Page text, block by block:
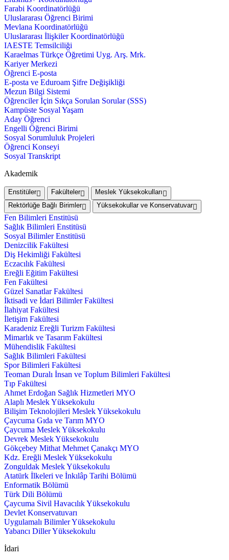
Farabi Koordinatörlüğü
Uluslararası Öğrenci Birimi
Mevlana Koordinatörlüğü
Uluslararası İlişkiler Koordinatörlüğü
IAESTE Temsilciliği
Karaelmas Türkçe Öğretimi Uyg. Arş. Mrk.
Kariyer Merkezi
Öğrenci E-posta
E-posta ve Eduroam Şifre Değişikliği
Mezun Bilgi Sistemi
Öğrenciler İçin Sıkça Sorulan Sorular (SSS)
Kampüste Sosyal Yaşam
Aday Öğrenci
Engelli Öğrenci Birimi
Sosyal Sorumluluk Projeleri
Öğrenci Konseyi
Sosyal Transkript
Akademik
Enstitüler Fakülteler
Meslek Yüksekokulları
Rektörlüğe Bağlı Birimler
Yüksekokullar ve Konservatuvar
Fen Bilimleri Enstitüsü
Sağlık Bilimleri Enstitüsü
Sosyal Bilimler Enstitüsü
Denizcilik Fakültesi
Diş Hekimliği Fakültesi
Eczacılık Fakültesi
Ereğli Eğitim Fakültesi
Fen Fakültesi
Güzel Sanatlar Fakültesi
İktisadi ve İdari Bilimler Fakültesi
İlahiyat Fakültesi
İletişim Fakültesi
Karadeniz Ereğli Turizm Fakültesi
Mimarlık ve Tasarım Fakültesi
Mühendislik Fakültesi
Sağlık Bilimleri Fakültesi
Spor Bilimleri Fakültesi
Teoman Duralı İnsan ve Toplum Bilimleri Fakültesi
Tıp Fakültesi
Ahmet Erdoğan Sağlık Hizmetleri MYO
Alaplı Meslek Yüksekokulu
Bilişim Teknolojileri Meslek Yüksekokulu
Çaycuma Gıda ve Tarım MYO
Çaycuma Meslek Yüksekokulu
Devrek Meslek Yüksekokulu
Gökçebey Mithat Mehmet Çanakçı MYO
Kdz. Ereğli Meslek Yüksekokulu
Zonguldak Meslek Yüksekokulu
Atatürk İlkeleri ve İnkılâp Tarihi Bölümü
Enformatik Bölümü
Türk Dili Bölümü
Çaycuma Sivil Havacılık Yüksekokulu
Devlet Konservatuvarı
Uygulamalı Bilimler Yüksekokulu
Yabancı Diller Yüksekokulu
İdari